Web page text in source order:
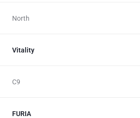
North
Vitality
C9
FURIA